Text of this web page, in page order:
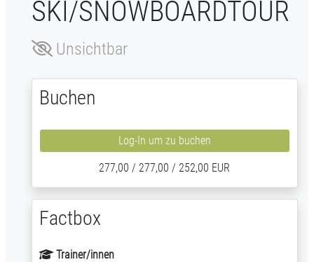
SKI/SNOWBOARDTOUR
Unsichtbar
Buchen
Log-In um zu buchen
277,00 / 277,00 / 252,00 EUR
Factbox
Trainer/innen